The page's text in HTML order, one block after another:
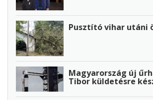
Pusztító vihar utáni
Magyarország új
Tibor küldetésre